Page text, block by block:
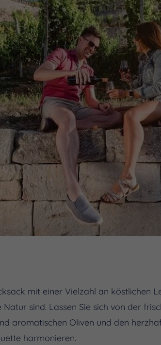
mit einer Vielzahl an köstlichen
sind. Lassen Sie sich von der
aromatischen Oliven und den
harmonieren.